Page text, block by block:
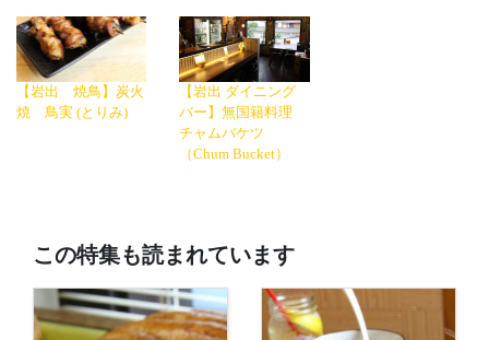
【岩出 焼鳥】炭火
焼 鳥実 (とりみ)
【岩出 ダイニング
バー】無国籍料理
チャムバケツ
（Chum Bucket）
この特集も読まれています